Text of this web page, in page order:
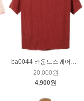
ba0044 라운드스퀘어넥니트_레드
20,000원
4,900원